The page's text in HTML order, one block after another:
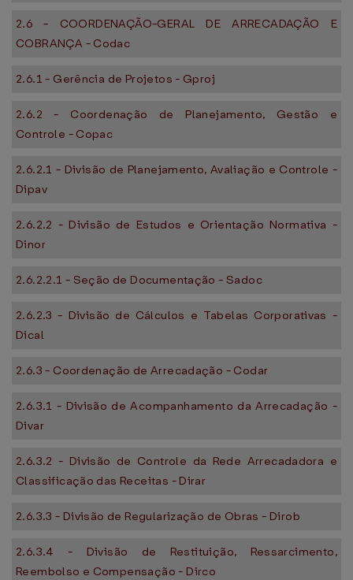
2.6 - COORDENAÇÃO-GERAL DE ARRECADAÇÃO E
COBRANÇA - Codac
2.6.1 - Gerência de Projetos - Gproj
2.6.2 - Coordenação de Planejamento, Gestão e
Controle - Copac
2.6.2.1 - Divisão de Planejamento, Avaliação e Controle -
Dipav
2.6.2.2 - Divisão de Estudos e Orientação Normativa -
Dinor
2.6.2.2.1 - Seção de Documentação - Sadoc
2.6.2.3 - Divisão de Cálculos e Tabelas Corporativas -
Dical
2.6.3 - Coordenação de Arrecadação - Codar
2.6.3.1 - Divisão de Acompanhamento da Arrecadação -
Divar
2.6.3.2 - Divisão de Controle da Rede Arrecadadora e
Classificação das Receitas - Dirar
2.6.3.3 - Divisão de Regularização de Obras - Dirob
2.6.3.4 - Divisão de Restituição, Ressarcimento,
Reembolso e Compensação - Dirco